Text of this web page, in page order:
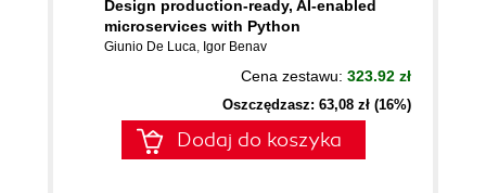
Design production-ready, AI-enabled
microservices with Python
Giunio De Luca, Igor Benav
Cena zestawu: 323.92 zł
Oszczędzasz: 63,08 zł (16%)
Dodaj do koszyka